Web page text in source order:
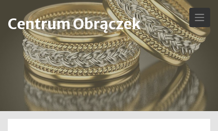
content
Centrum Obrączek